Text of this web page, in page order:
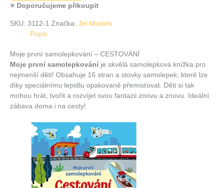
⭐ Doporučujeme přikoupit
SKU: 3112-1 Značka: Jiri Models
Popis
Moje první samolepkování – CESTOVÁNÍ
Moje první samolepkování je skvělá samolepková knížka pro
nejmenší děti! Obsahuje 16 stran a stovky samolepek, které lze
díky speciálnímu lepidlu opakovaně přemisťovat. Děti si tak
mohou hrát, tvořit a rozvíjet svou fantazii znovu a znovu. Ideální
zábava doma i na cesty!